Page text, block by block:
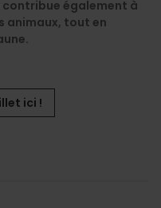
également à
animaux, tout en
ici !